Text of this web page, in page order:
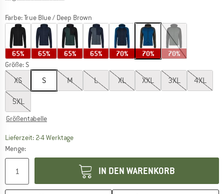
Farbe:True Blue / Deep Brown
65% 65% 65% 65% 70% 70% 70%
Größe: S
XS S M L XL XXL 3XL 4XL
5XL
Größentabelle
Lieferzeit: 2-4 WerktageDer Link öffnet sich in einer Infobox und
Menge:
IN DEN WARENKORB